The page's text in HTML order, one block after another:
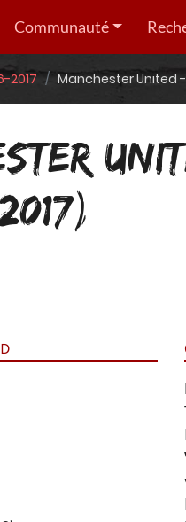
Communauté
2017 Manchester United